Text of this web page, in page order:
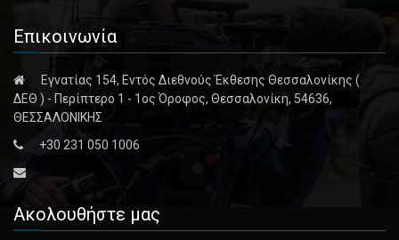
Επικοινωνία
Εγνατίας 154, Εντός Διεθνούς Έκθεσης Θεσσαλονίκης (
ΔΕΘ ) - Περίπτερο 1 - 1ος Όροφος, Θεσσαλονίκη, 54636,
ΘΕΣΣΑΛΟΝΙΚΗΣ
+30 231 050 1006
Ακολουθήστε μας